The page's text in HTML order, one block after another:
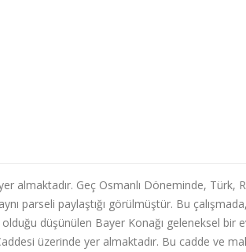
almaktadır. Geç Osmanlı Döneminde, Türk,
parseli paylaştığı görülmüştür. Bu çalışmada,
düşünülen Bayer Konağı geleneksel bir
üzerinde yer almaktadır. Bu cadde ve